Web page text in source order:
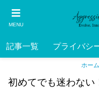
MENU
記事一覧 プライバシ
ホーム
初めてでも迷わない